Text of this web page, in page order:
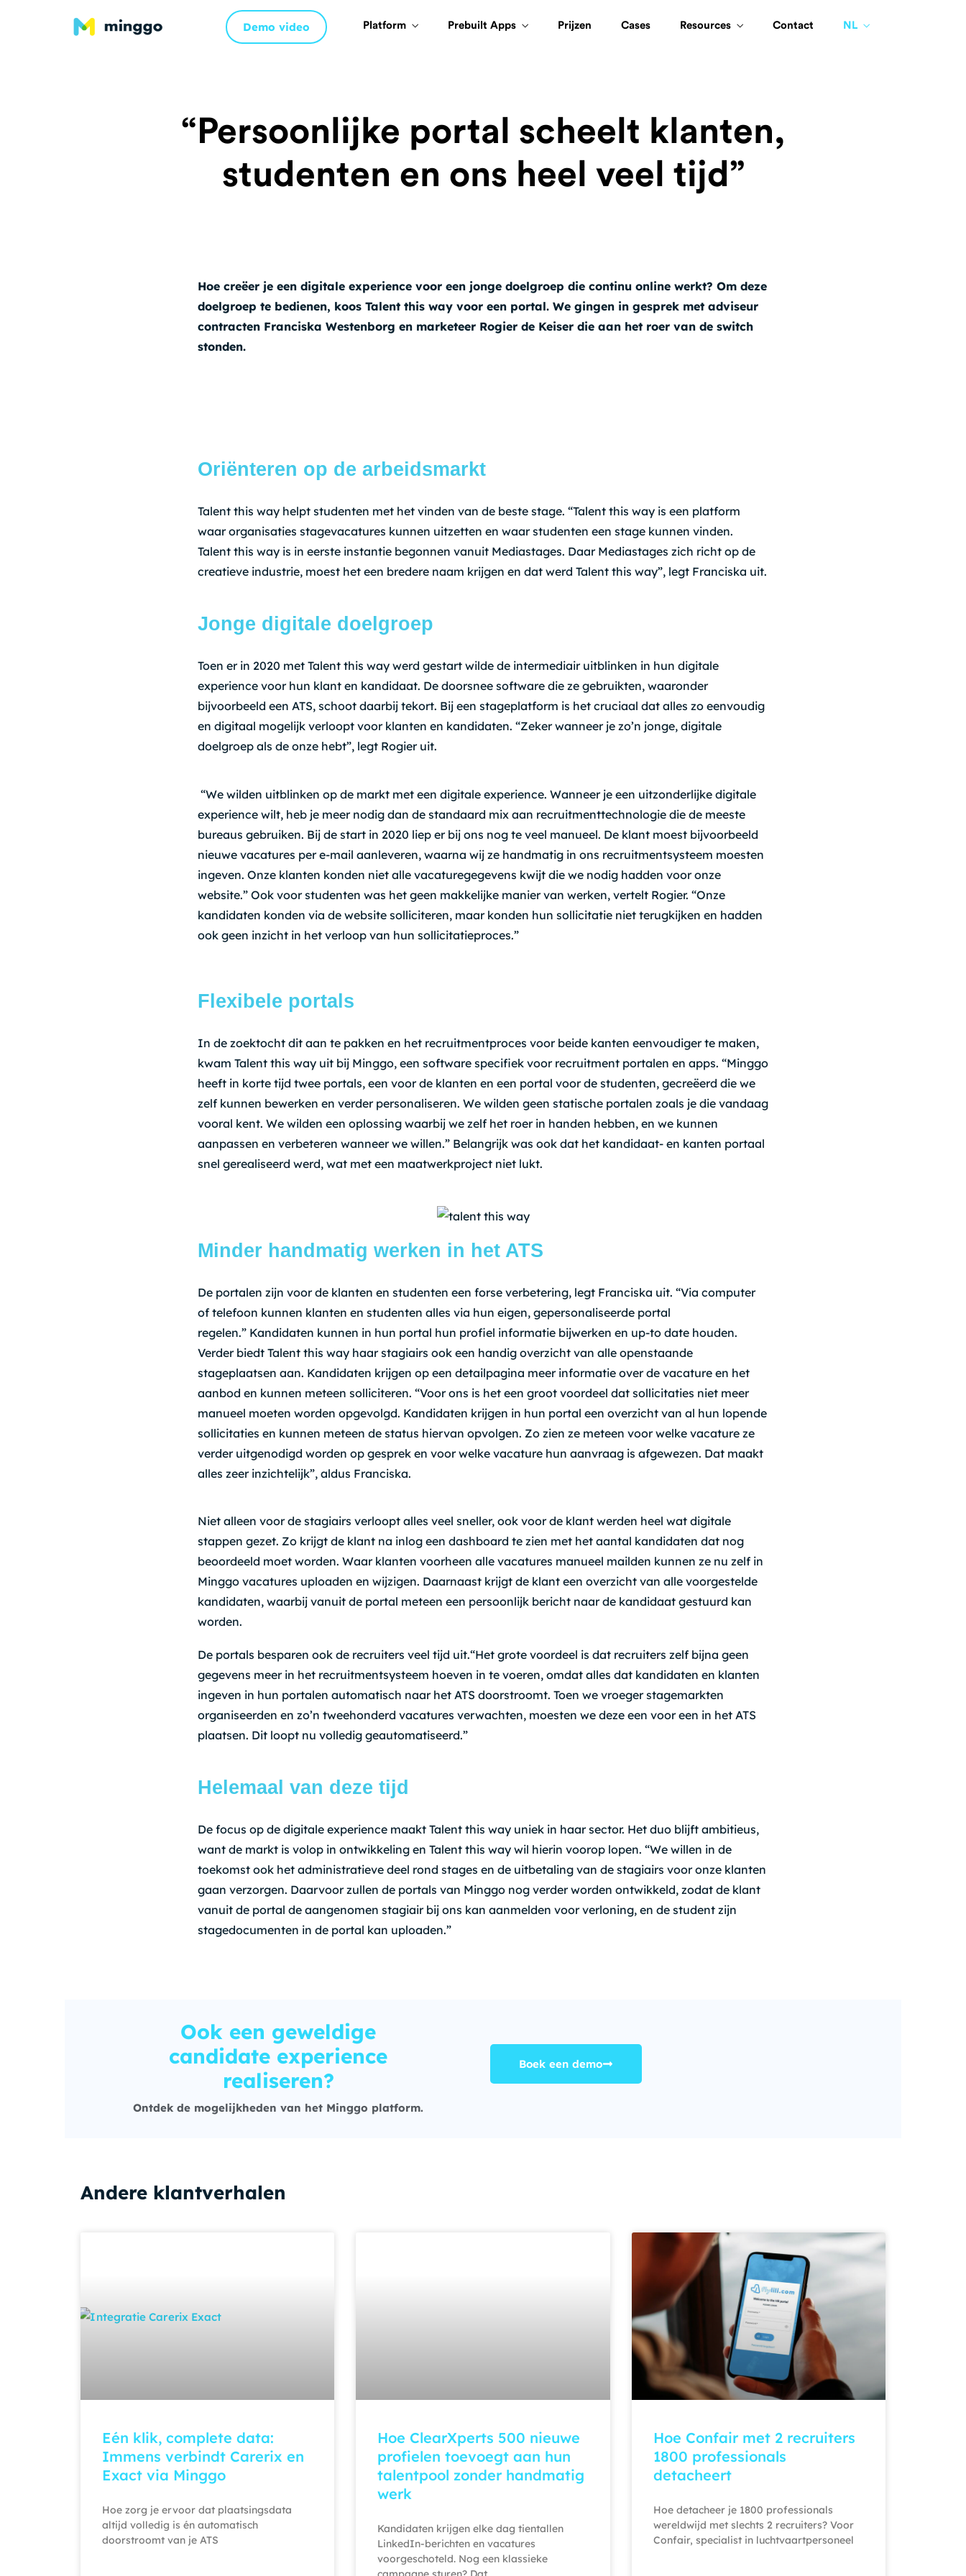
Demo video Platform Prebuilt Apps Prijzen Cases Resources Contact NL
“Persoonlijke portal scheelt klanten,
studenten en ons heel veel tijd”
Hoe creëer je een digitale experience voor een jonge doelgroep die continu online werkt? Om deze
doelgroep te bedienen, koos Talent this way voor een portal. We gingen in gesprek met adviseur
contracten Franciska Westenborg en marketeer Rogier de Keiser die aan het roer van de switch
stonden.
Oriënteren op de arbeidsmarkt
Talent this way helpt studenten met het vinden van de beste stage. “Talent this way is een platform
waar organisaties stagevacatures kunnen uitzetten en waar studenten een stage kunnen vinden.
Talent this way is in eerste instantie begonnen vanuit Mediastages. Daar Mediastages zich richt op de
creatieve industrie, moest het een bredere naam krijgen en dat werd Talent this way”, legt Franciska uit.
Jonge digitale doelgroep
Toen er in 2020 met Talent this way werd gestart wilde de intermediair uitblinken in hun digitale
experience voor hun klant en kandidaat. De doorsnee software die ze gebruikten, waaronder
bijvoorbeeld een ATS, schoot daarbij tekort. Bij een stageplatform is het cruciaal dat alles zo eenvoudig
en digitaal mogelijk verloopt voor klanten en kandidaten. “Zeker wanneer je zo’n jonge, digitale
doelgroep als de onze hebt”, legt Rogier uit.
“We wilden uitblinken op de markt met een digitale experience. Wanneer je een uitzonderlijke digitale
experience wilt, heb je meer nodig dan de standaard mix aan recruitmenttechnologie die de meeste
bureaus gebruiken. Bij de start in 2020 liep er bij ons nog te veel manueel. De klant moest bijvoorbeeld
nieuwe vacatures per e-mail aanleveren, waarna wij ze handmatig in ons recruitmentsysteem moesten
ingeven. Onze klanten konden niet alle vacaturegegevens kwijt die we nodig hadden voor onze
website.” Ook voor studenten was het geen makkelijke manier van werken, vertelt Rogier. “Onze
kandidaten konden via de website solliciteren, maar konden hun sollicitatie niet terugkijken en hadden
ook geen inzicht in het verloop van hun sollicitatieproces.”
Flexibele portals
In de zoektocht dit aan te pakken en het recruitmentproces voor beide kanten eenvoudiger te maken,
kwam Talent this way uit bij Minggo, een software specifiek voor recruitment portalen en apps. “Minggo
heeft in korte tijd twee portals, een voor de klanten en een portal voor de studenten, gecreëerd die we
zelf kunnen bewerken en verder personaliseren. We wilden geen statische portalen zoals je die vandaag
vooral kent. We wilden een oplossing waarbij we zelf het roer in handen hebben, en we kunnen
aanpassen en verbeteren wanneer we willen.” Belangrijk was ook dat het kandidaat- en kanten portaal
snel gerealiseerd werd, wat met een maatwerkproject niet lukt.
Minder handmatig werken in het ATS
De portalen zijn voor de klanten en studenten een forse verbetering, legt Franciska uit. “Via computer
of telefoon kunnen klanten en studenten alles via hun eigen, gepersonaliseerde portal
regelen.” Kandidaten kunnen in hun portal hun profiel informatie bijwerken en up-to date houden.
Verder biedt Talent this way haar stagiairs ook een handig overzicht van alle openstaande
stageplaatsen aan. Kandidaten krijgen op een detailpagina meer informatie over de vacature en het
aanbod en kunnen meteen solliciteren. “Voor ons is het een groot voordeel dat sollicitaties niet meer
manueel moeten worden opgevolgd. Kandidaten krijgen in hun portal een overzicht van al hun lopende
sollicitaties en kunnen meteen de status hiervan opvolgen. Zo zien ze meteen voor welke vacature ze
verder uitgenodigd worden op gesprek en voor welke vacature hun aanvraag is afgewezen. Dat maakt
alles zeer inzichtelijk”, aldus Franciska.
Niet alleen voor de stagiairs verloopt alles veel sneller, ook voor de klant werden heel wat digitale
stappen gezet. Zo krijgt de klant na inlog een dashboard te zien met het aantal kandidaten dat nog
beoordeeld moet worden. Waar klanten voorheen alle vacatures manueel mailden kunnen ze nu zelf in
Minggo vacatures uploaden en wijzigen. Daarnaast krijgt de klant een overzicht van alle voorgestelde
kandidaten, waarbij vanuit de portal meteen een persoonlijk bericht naar de kandidaat gestuurd kan
worden.
De portals besparen ook de recruiters veel tijd uit.“Het grote voordeel is dat recruiters zelf bijna geen
gegevens meer in het recruitmentsysteem hoeven in te voeren, omdat alles dat kandidaten en klanten
ingeven in hun portalen automatisch naar het ATS doorstroomt. Toen we vroeger stagemarkten
organiseerden en zo’n tweehonderd vacatures verwachten, moesten we deze een voor een in het ATS
plaatsen. Dit loopt nu volledig geautomatiseerd.”
Helemaal van deze tijd
De focus op de digitale experience maakt Talent this way uniek in haar sector. Het duo blijft ambitieus,
want de markt is volop in ontwikkeling en Talent this way wil hierin voorop lopen. “We willen in de
toekomst ook het administratieve deel rond stages en de uitbetaling van de stagiairs voor onze klanten
gaan verzorgen. Daarvoor zullen de portals van Minggo nog verder worden ontwikkeld, zodat de klant
vanuit de portal de aangenomen stagiair bij ons kan aanmelden voor verloning, en de student zijn
stagedocumenten in de portal kan uploaden.”
Ook een geweldige
candidate experience
realiseren?
Ontdek de mogelijkheden van het Minggo platform.
Boek een demo
Andere klantverhalen
Eén klik, complete data:
Immens verbindt Carerix en
Exact via Minggo
Hoe zorg je ervoor dat plaatsingsdata
altijd volledig is én automatisch
doorstroomt van je ATS
Hoe ClearXperts 500 nieuwe
profielen toevoegt aan hun
talentpool zonder handmatig
werk
Kandidaten krijgen elke dag tientallen
LinkedIn-berichten en vacatures
voorgeschoteld. Nog een klassieke
Hoe Confair met 2 recruiters
1800 professionals
detacheert
Hoe detacheer je 1800 professionals
wereldwijd met slechts 2 recruiters? Voor
Confair, specialist in luchtvaartpersoneel